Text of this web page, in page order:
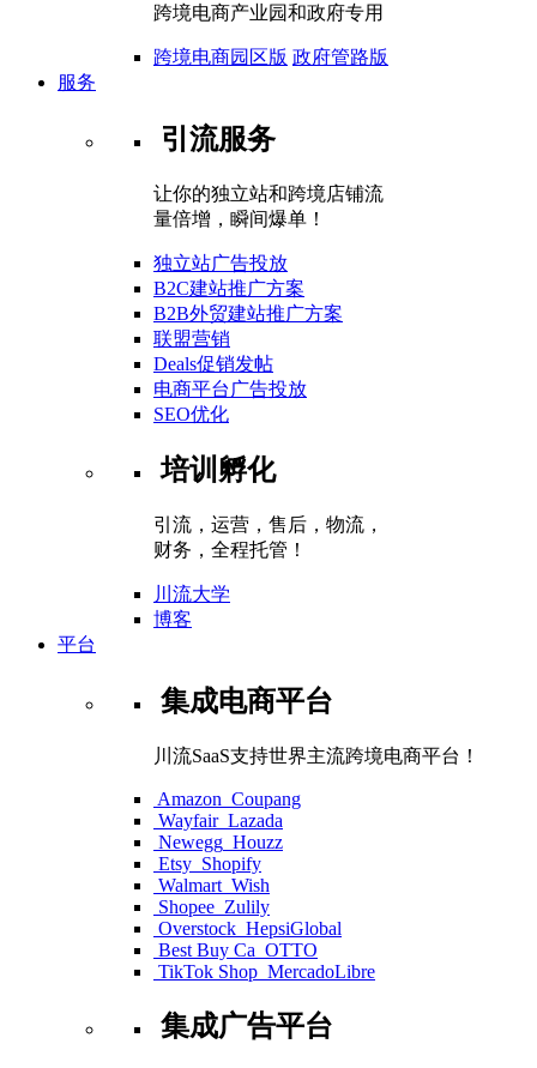
跨境电商产业园和政府专用
跨境电商园区版 政府管路版
服务
引流服务
让你的独立站和跨境店铺流
量倍增，瞬间爆单！
独立站广告投放
B2C建站推广方案
B2B外贸建站推广方案
联盟营销
Deals促销发帖
电商平台广告投放
SEO优化
培训孵化
引流，运营，售后，物流，
财务，全程托管！
川流大学
博客
平台
集成电商平台
川流SaaS支持世界主流跨境电商平台！
Amazon Coupang
Wayfair Lazada
Newegg Houzz
Etsy Shopify
Walmart Wish
Shopee Zulily
Overstock HepsiGlobal
Best Buy Ca OTTO
TikTok Shop MercadoLibre
集成广告平台